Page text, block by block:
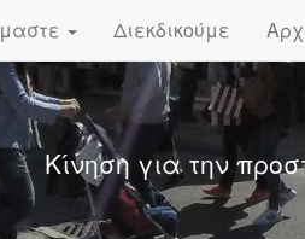
Διεκδικούμε
Κίνηση για την